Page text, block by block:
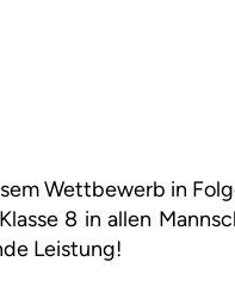
Wettbewerb in
8 in allen
Leistung!